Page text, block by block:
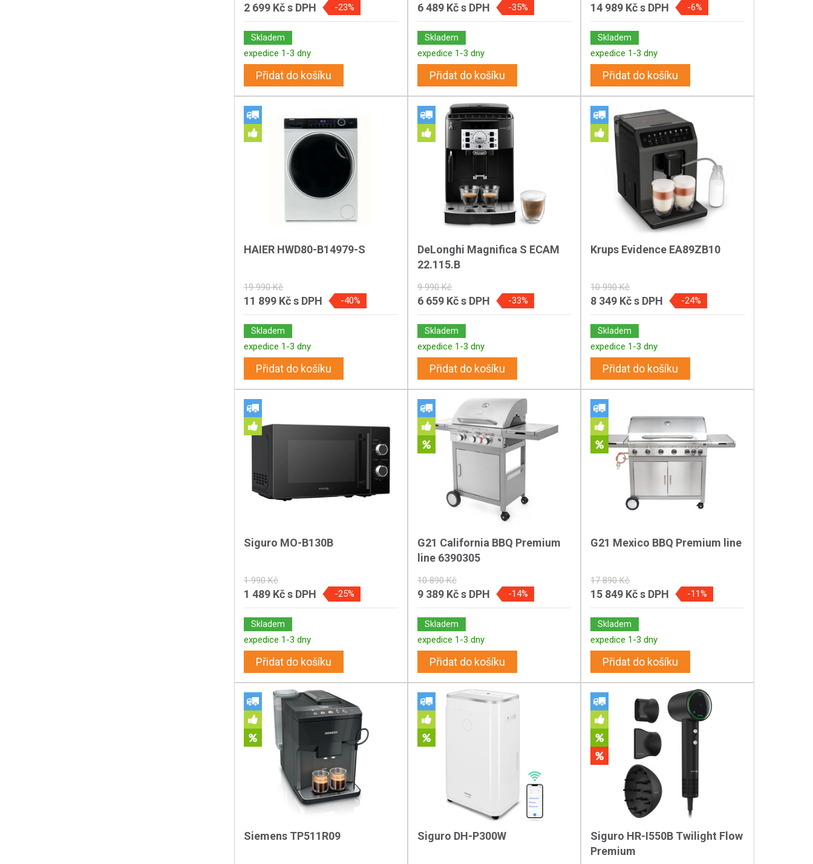
2 699 Kčs DPH -23%
Skladem
expedice 1-3 dny
Přidat do košíku
6 489 Kčs DPH -35%
Skladem
expedice 1-3 dny
Přidat do košíku
14 989 Kčs DPH -6%
Skladem
expedice 1-3 dny
Přidat do košíku
HAIER HWD80-B14979-S
19 990 Kč
11 899 Kčs DPH -40%
Skladem
expedice 1-3 dny
Přidat do košíku
DeLonghi Magnifica S ECAM
22.115.B
9 990 Kč
6 659 Kčs DPH -33%
Skladem
expedice 1-3 dny
Přidat do košíku
Krups Evidence EA89ZB10
10 990 Kč
8 349 Kčs DPH -24%
Skladem
expedice 1-3 dny
Přidat do košíku
Siguro MO-B130B
1 990 Kč
1 489 Kčs DPH -25%
Skladem
expedice 1-3 dny
Přidat do košíku
G21 California BBQ Premium
line 6390305
10 890 Kč
9 389 Kčs DPH -14%
Skladem
expedice 1-3 dny
Přidat do košíku
G21 Mexico BBQ Premium line
17 890 Kč
15 849 Kčs DPH -11%
Skladem
expedice 1-3 dny
Přidat do košíku
Siemens TP511R09 Siguro DH-P300W
Siguro HR-I550B Twilight Flow
Premium